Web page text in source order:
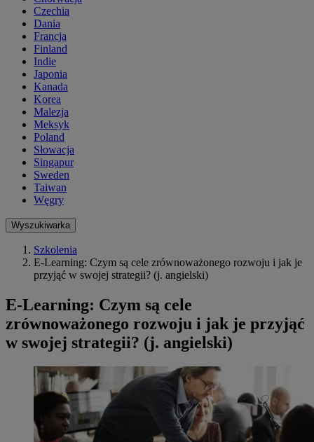
Czechia
Dania
Francja
Finland
Indie
Japonia
Kanada
Korea
Malezja
Meksyk
Poland
Słowacja
Singapur
Sweden
Taiwan
Węgry
Wyszukiwarka
Szkolenia
E-Learning: Czym są cele zrównoważonego rozwoju i jak je
przyjąć w swojej strategii? (j. angielski)
E-Learning: Czym są cele
zrównoważonego rozwoju i jak je przyjąć
w swojej strategii? (j. angielski)